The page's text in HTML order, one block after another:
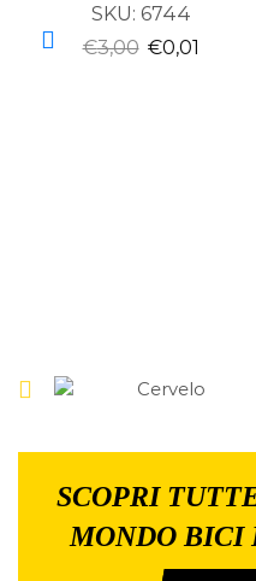
SKU: 6744
€3,00 €0,01
SCOPRI
MONDO BICI